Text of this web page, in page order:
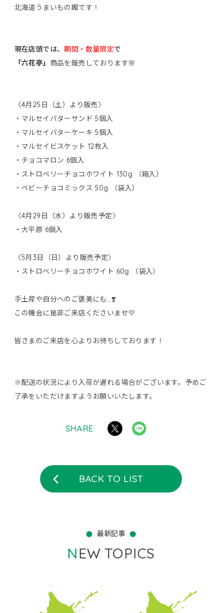
北海道うまいもの館です！
現在店頭では、期間・数量限定で
「六花亭」 商品を販売しております🌸
〈4月25日（土）より販売〉
・マルセイバターサンド 5個入
・マルセイバターケーキ 5個入
・マルセイビスケット 12枚入
・チョコマロン 6個入
・ストロベリーチョコホワイト 130g （箱入）
・ベビーチョコミックス 50g （袋入）
〈4月29日（水）より販売予定〉
・大平原 6個入
〈5月3日（日）より販売予定〉
・ストロベリーチョコホワイト 60g （袋入）
手土産や自分へのご褒美にも…❣️
この機会に是非ご来店くださいませ💛
皆さまのご来店を心よりお待ちしております！
※配送の状況により入荷が遅れる場合がございます。予めご
了承をいただけますようお願いいたします。
SHARE
BACK TO LIST
最新記事
NEW TOPICS